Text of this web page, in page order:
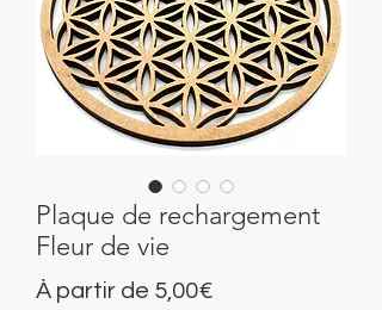
Plaque de rechargement
Fleur de vie
À partir de 5,00€Prix